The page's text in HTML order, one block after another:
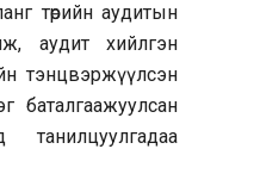
төрийн аудитын
аудит хийлгэн
тэнцвэржүүлсэн
баталгаажуулсан